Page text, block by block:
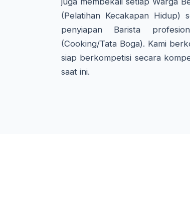
(Pelatihan Kecakapan Hidup)
penyiapan Barista
(Cooking/Tata Boga). Kami
siap berkompetisi secara
saat ini.